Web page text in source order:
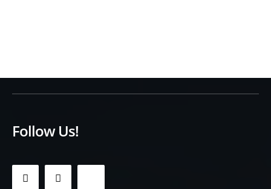
Follow Us!